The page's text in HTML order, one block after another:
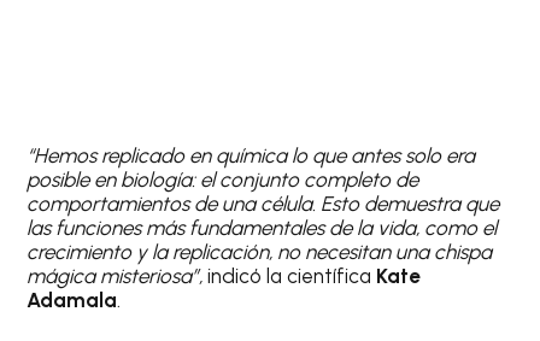
“Hemos replicado en química lo que antes solo era
posible en biología: el conjunto completo de
comportamientos de una célula. Esto demuestra que
las funciones más fundamentales de la vida, como el
crecimiento y la replicación, no necesitan una chispa
mágica misteriosa”, indicó la científica Kate
Adamala.